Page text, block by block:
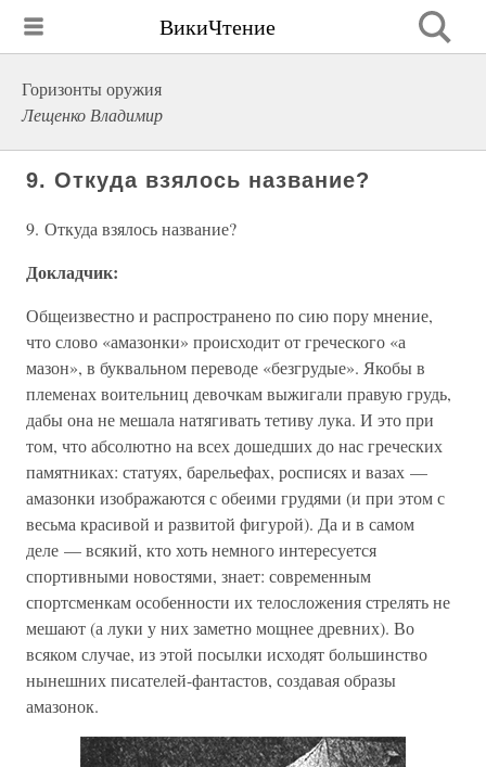
ВикиЧтение
Горизонты оружия
Лещенко Владимир
9. Откуда взялось название?
9. Откуда взялось название?
Докладчик:
Общеизвестно и распространено по сию пору мнение,
что слово «амазонки» происходит от греческого «а
мазон», в буквальном переводе «безгрудые». Якобы в
племенах воительниц девочкам выжигали правую грудь,
дабы она не мешала натягивать тетиву лука. И это при
том, что абсолютно на всех дошедших до нас греческих
памятниках: статуях, барельефах, росписях и вазах —
амазонки изображаются с обеими грудями (и при этом с
весьма красивой и развитой фигурой). Да и в самом
деле — всякий, кто хоть немного интересуется
спортивными новостями, знает: современным
спортсменкам особенности их телосложения стрелять не
мешают (а луки у них заметно мощнее древних). Во
всяком случае, из этой посылки исходят большинство
нынешних писателей-фантастов, создавая образы
амазонок.